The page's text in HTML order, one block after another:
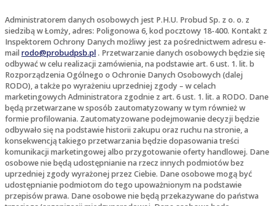
Administratorem danych osobowych jest P.H.U. Probud Sp. z o. o. z
siedzibą w Łomży, adres: Poligonowa 6, kod pocztowy 18-400. Kontakt z
Inspektorem Ochrony Danych możliwy jest za pośrednictwem adresu e-
mailrodo@probudpsb.pl. Przetwarzanie danych osobowych będzie się
odbywać w celu realizacji zamówienia, na podstawie art. 6 ust. 1. lit. b
Rozporządzenia Ogólnego o Ochronie Danych Osobowych (dalej
RODO), a także po wyrażeniu uprzedniej zgody – w celach
marketingowych Administratora zgodnie z art. 6 ust. 1. lit. a RODO. Dane
będą przetwarzane w sposób zautomatyzowany w tym również w
formie profilowania. Zautomatyzowane podejmowanie decyzji będzie
odbywało się na podstawie historii zakupu oraz ruchu na stronie, a
konsekwencją takiego przetwarzania będzie dopasowania treści
komunikacji marketingowej albo przygotowanie oferty handlowej. Dane
osobowe nie będą udostępnianie na rzecz innych podmiotów bez
uprzedniej zgody wyrażonej przez Ciebie. Dane osobowe mogą być
udostępnianie podmiotom do tego upoważnionym na podstawie
przepisów prawa. Dane osobowe nie będą przekazywane do państwa